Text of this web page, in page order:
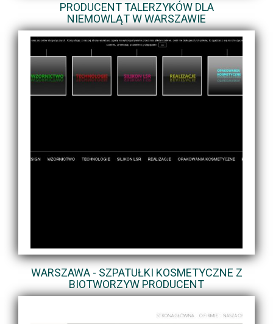
PRODUCENT TALERZYKÓW DLA
NIEMOWLĄT W WARSZAWIE
WARSZAWA - SZPATUŁKI KOSMETYCZNE Z
BIOTWORZYW PRODUCENT